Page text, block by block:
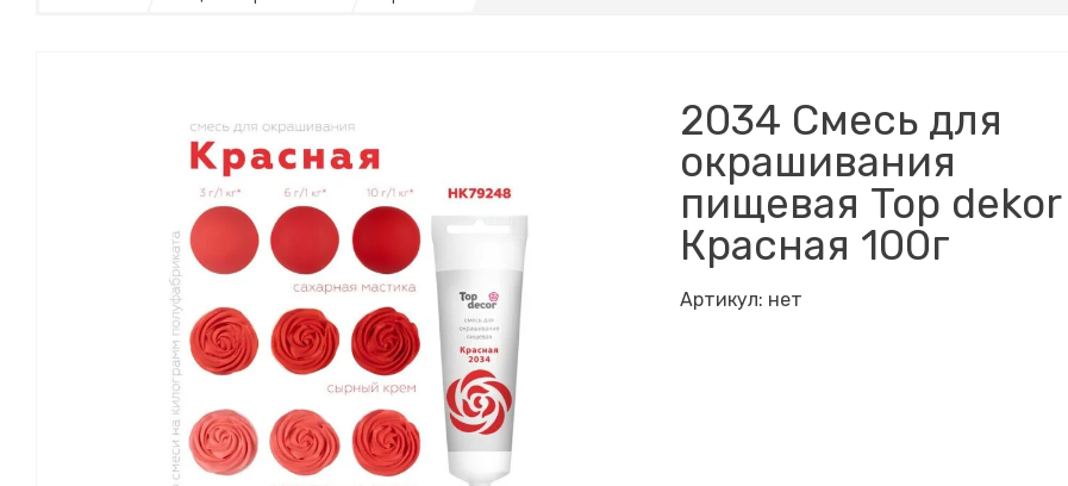
2034 Смесь для
окрашивания
пищевая Top dekor
Красная 100г
Артикул: нет